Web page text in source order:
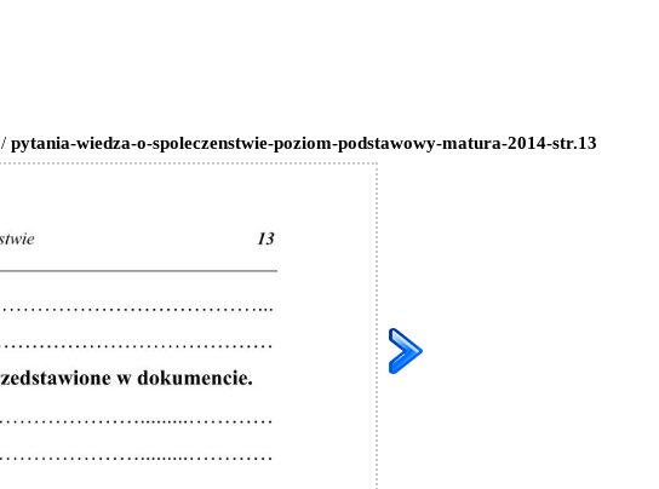
/ pytania-wiedza-o-spoleczenstwie-poziom-podstawowy-matura-2014-str.13